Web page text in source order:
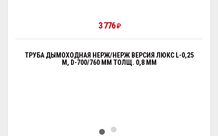
3 776₽
ТРУБА ДЫМОХОДНАЯ НЕРЖ/НЕРЖ ВЕРСИЯ ЛЮКС L-0,25
М, D-700/760 ММ ТОЛЩ. 0,8 ММ